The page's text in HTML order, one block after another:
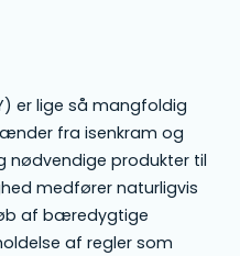
er lige så mangfoldig
fra isenkram og
produkter til
medfører naturligvis
af bæredygtige
af regler som